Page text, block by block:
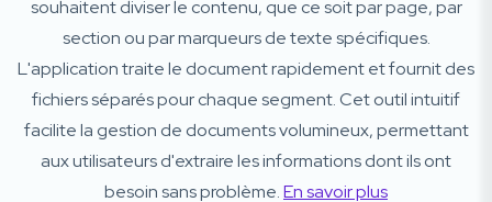
souhaitent diviser le contenu, que ce soit par page, par
section ou par marqueurs de texte spécifiques.
L'application traite le document rapidement et fournit des
fichiers séparés pour chaque segment. Cet outil intuitif
facilite la gestion de documents volumineux, permettant
aux utilisateurs d'extraire les informations dont ils ont
besoin sans problème.En savoir plus